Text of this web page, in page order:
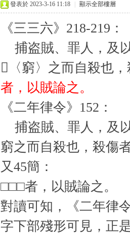
發表於 2023-3-16 11:18 顯示全部樓層
《三三六》218-219：
捕盗賊、罪人，及
𡩫〈窮〉之而自殺也
者，以賊論之。
《二年律令》152：
捕盗賊、罪人，及
窮之而自殺也，殺傷
又45簡：
□□□者，以賊論之。
對讀可知，《二年律
字下部殘形可見，正